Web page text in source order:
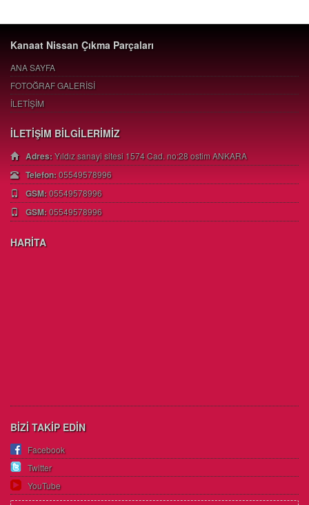
Kanaat Nissan Çıkma Parçaları
ANA SAYFA
FOTOĞRAF GALERİSİ
İLETİŞİM
İLETİŞİM BİLGİLERİMİZ
Adres:Yıldız sanayi sitesi 1574 Cad. no:28 ostim ANKARA
Telefon:05549578996
GSM:05549578996
GSM:05549578996
HARİTA
BİZİ TAKİP EDİN
Facebook
Twitter
YouTube